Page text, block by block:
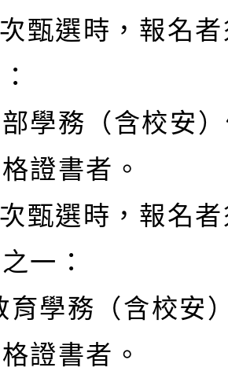
甄選時，報名
學務（含校安
證書者。
甄選時，報名
一：
育學務（含校安
證書者。